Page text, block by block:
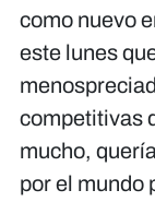
como nuevo
este lunes
competitivas
mucho,
por el mundo